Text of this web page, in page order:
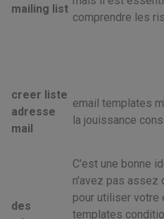
mailing list
comprendre les
creer liste
adresse
mail
email templates
la jouissance
des
C'est une bonne
n'avez pas assez
pour utiliser votre
templates